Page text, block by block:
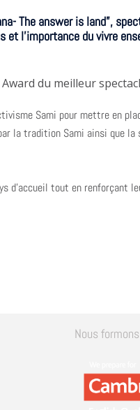
The answer is land”,
et l’importance du vivre
du meilleur
Sami pour mettre en
la tradition Sami ainsi que la
tout en renforçant
Nous